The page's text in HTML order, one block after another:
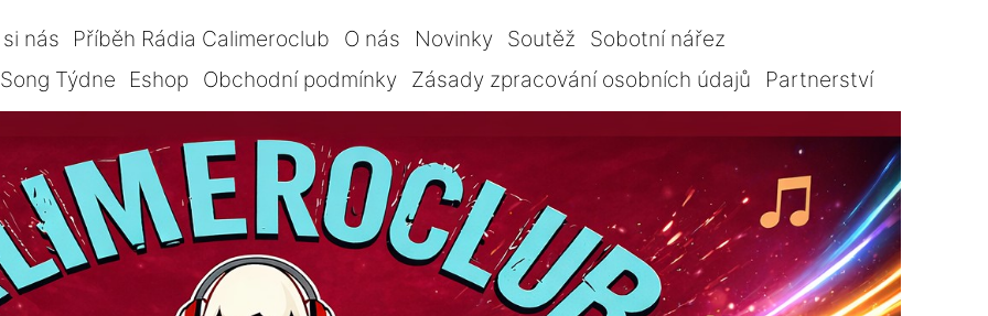
nás Příběh Rádia Calimeroclub O nás Novinky Soutěž
Sobotní nářez
Song Týdne Eshop Obchodní podmínky Zásady zpracování osobních údajů Partnerství